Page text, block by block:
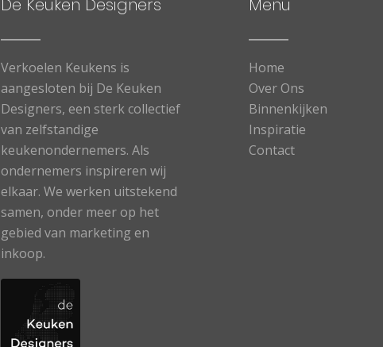
De Keuken Designers
Verkoelen Keukens is
aangesloten bij De Keuken
Designers, een sterk collectief
van zelfstandige
keukenondernemers. Als
ondernemers inspireren wij
elkaar. We werken uitstekend
samen, onder meer op het
gebied van marketing en
inkoop.
Menu
Home
Over Ons
Binnenkijken
Inspiratie
Contact